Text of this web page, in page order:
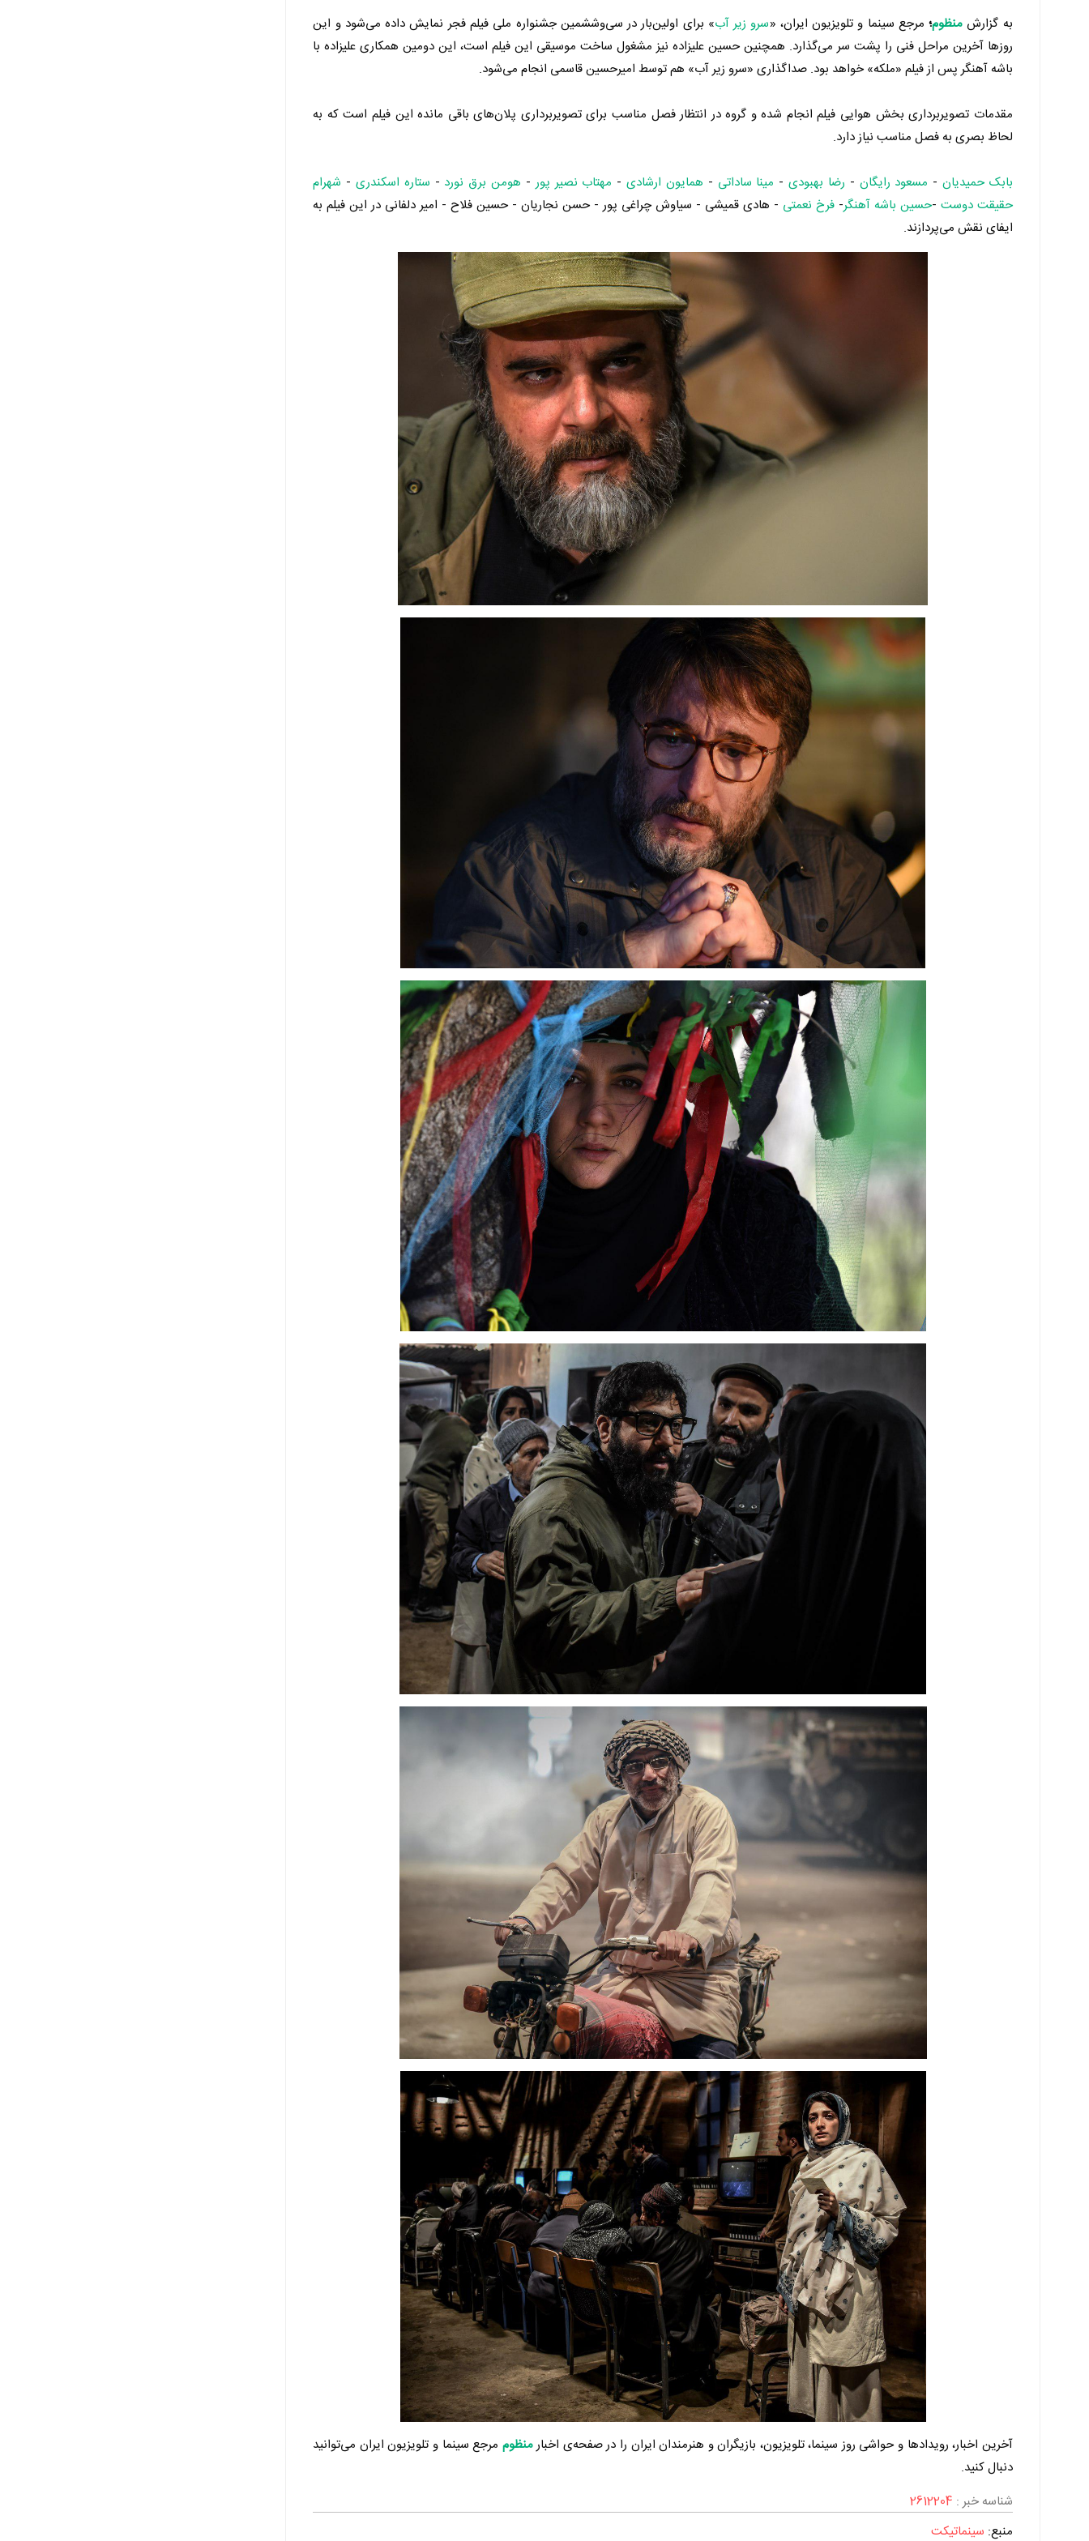
به گزارش منظوم؛ مرجع سینما و تلویزیون ایران، «سرو زیر آب» برای اولین‌بار در سی‌وششمین جشنواره ملی فیلم فجر نمایش داده می‌شود و این‌
روزها آخرین مراحل فنی را پشت‌ سر می‌گذارد. همچنین حسین علیزاده نیز مشغول ساخت موسیقی این فیلم است، این دومین همکاری علیزاده با
باشه آهنگر پس از فیلم «ملکه» خواهد بود. صداگذاری «سرو زیر آب» هم توسط امیرحسین قاسمی انجام می‌شود.
مقدمات تصویربرداری بخش هوایی فیلم انجام شده و گروه در انتظار فصل مناسب برای تصویربرداری پلان‌های باقی‌ مانده این فیلم است که به
لحاظ بصری به فصل مناسب نیاز دارد.
بابک حمیدیان- مسعود رایگان - رضا بهبودی- مینا ساداتی - همایون ارشادی- مهتاب نصیر پور- هومن برق نورد - ستاره اسکندری - شهرام
حقیقت دوست -حسین باشه آهنگر-فرخ نعمتی - هادی قمیشی - سیاوش چراغی پور - حسن نجاریان - حسین فلاح - امیر دلفانی در این فیلم به
ایفای نقش می‌پردازند.
آخرین اخبار، رویدادها و حواشی روز سینما، تلویزیون، بازیگران و هنرمندان ایران را در صفحه‌ی اخبارمنظوم مرجع سینما و تلویزیون ایران می‌‌توانید
دنبال کنید.
شناسه خبر : 2612204
منبع: سینماتیکت